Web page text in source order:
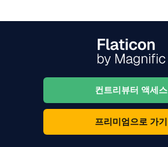
컨트리뷰터 액세스
프리미엄으로 가기